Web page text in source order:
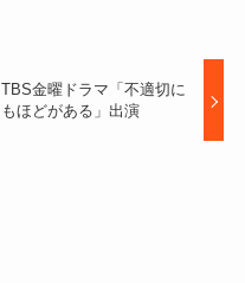
TBS金曜ドラマ「不適切に
もほどがある」出演